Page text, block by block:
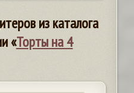
из каталога
«Торты на 4